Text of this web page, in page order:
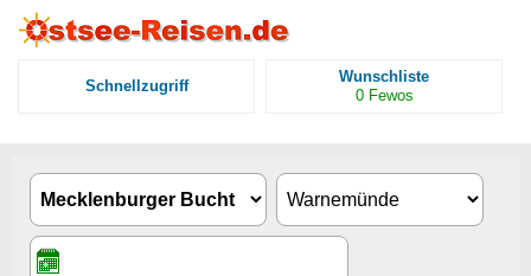
Schnellzugriff
Wunschliste
0 Fewos